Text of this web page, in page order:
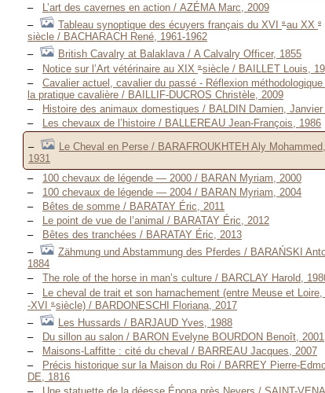
L’art des cavernes en action / AZÉMA Marc, 2009
Tableau synoptique des écuyers français du XVI
e au XX e
siècle / BACHARACH René, 1961-1962
British Cavalry at Balaklava / A Calvalry Officer, 1855
Notice sur l’Art vétérinaire au XIX e siècle / BAILLET Louis,
Cavalier actuel, cavalier du passé - Réflexion méthodologique
la pratique cavalière / BAILLIF-DUCROS Christèle, 2009
Histoire des animaux domestiques / BALDIN Damien, Janvier
Les chevaux de l’histoire / BALLEREAU Jean-François, 1986
Le Cheval en Perse / BARAFROUKHTEH Aly Mohammed,
1931
100 chevaux de légende — 2000 / BARAN Myriam, 2000
100 chevaux de légende — 2004 / BARAN Myriam, 2004
Bêtes de somme / BARATAY Éric, 2011
Le point de vue de l’animal / BARATAY Éric, 2012
Bêtes des tranchées / BARATAY Éric, 2013
Zähmung und Abstammung des Pferdes / BARAŃSKI
1884
The role of the horse in man’s culture / BARCLAY Harold,
Le cheval de trait et son harnachement (entre Meuse et Loire,
-XVI e siècle) / BARDONESCHI Floriana, 2017
Les Hussards / BARJAUD Yves, 1988
Du sillon au salon / BARON Evelyne BOURDON Benoît, 2001
Maisons-Laffitte : cité du cheval / BARREAU Jacques, 2007
Précis historique sur la Maison du Roi / BARREY Pierre-
DE, 1816